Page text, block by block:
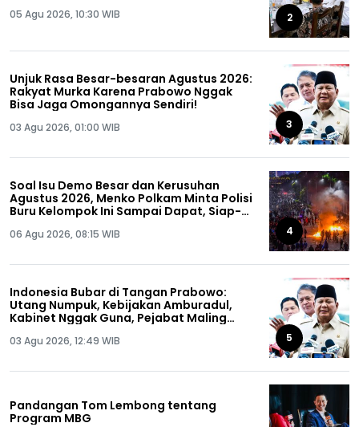
05 Agu 2026, 10:30 WIB 2
Unjuk Rasa Besar-besaran Agustus 2026:
Rakyat Murka Karena Prabowo Nggak
Bisa Jaga Omongannya Sendiri!
03 Agu 2026, 01:00 WIB 3
Soal Isu Demo Besar dan Kerusuhan
Agustus 2026, Menko Polkam Minta Polisi
Buru Kelompok Ini Sampai Dapat, Siap-
06 Agu 2026, 08:15 WIB 4
Indonesia Bubar di Tangan Prabowo:
Utang Numpuk, Kebijakan Amburadul,
Kabinet Nggak Guna, Pejabat Maling
03 Agu 2026, 12:49 WIB 5
Pandangan Tom Lembong tentang
Program MBG